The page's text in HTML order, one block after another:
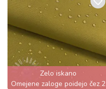
Zelo iskano
Omejene zaloge poidejo čez 2